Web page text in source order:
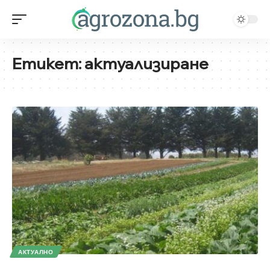
Етикет:актуализиране
АКТУАЛНО